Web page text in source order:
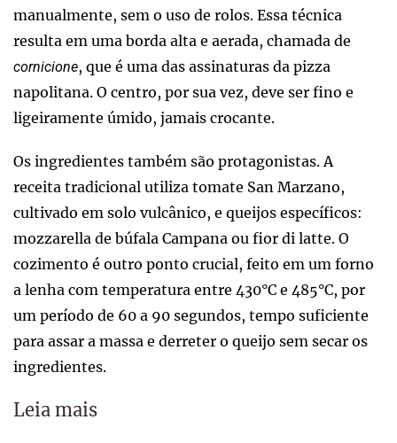
manualmente, sem o uso de rolos. Essa técnica
resulta em uma borda alta e aerada, chamada de
cornicione, que é uma das assinaturas da pizza
napolitana. O centro, por sua vez, deve ser fino e
ligeiramente úmido, jamais crocante.
Os ingredientes também são protagonistas. A
receita tradicional utiliza tomate San Marzano,
cultivado em solo vulcânico, e queijos específicos:
mozzarella de búfala Campana ou fior di latte. O
cozimento é outro ponto crucial, feito em um forno
a lenha com temperatura entre 430°C e 485°C, por
um período de 60 a 90 segundos, tempo suficiente
para assar a massa e derreter o queijo sem secar os
ingredientes.
Leia mais